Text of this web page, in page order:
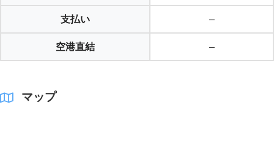
支払い –
空港直結 –
マップ